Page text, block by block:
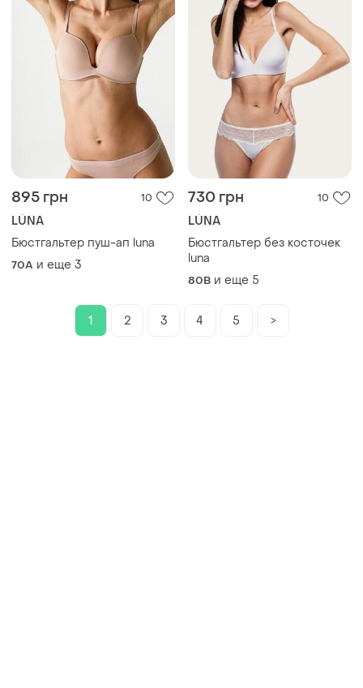
895 грн 10
LÚNA
Бюстгальтер пуш-ап luna
70A и еще 3
730 грн 10
LÚNA
Бюстгальтер без косточек
luna
80B и еще 5
1 2 3 4 5 >